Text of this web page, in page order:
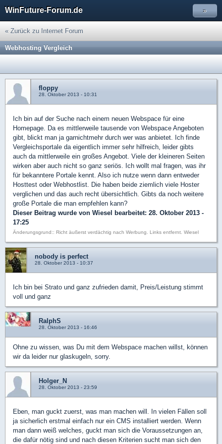
WinFuture-Forum.de »
« Zurück zu Internet Forum
Webhosting Vergleich
floppy
28. Oktober 2013 - 10:31
Ich bin auf der Suche nach einem neuen Webspace für eine
Homepage. Da es mittlerweile tausende von Webspace Angeboten
gibt, blickt man ja garnichtmehr durch wer was anbietet. Ich finde
Vergleichsportale da eigentlich immer sehr hilfreich, leider gibts
auch da mittlerweile ein großes Angebot. Viele der kleineren Seiten
wirken aber auch nicht so ganz seriös. Ich wollt mal fragen, was ihr
für bekanntere Portale kennt. Also ich nutze wenn dann entweder
Hosttest oder Webhostlist. Die haben beide ziemlich viele Hoster
verglichen und das auch recht übersichtlich. Gibts da noch weitere
große Portale die man empfehlen kann?
Dieser Beitrag wurde von Wiesel
bearbeitet: 28. Oktober 2013 -
17:25
Änderungsgrund:: Richt äußerst verdächtig nach Werbung. Links entfernt. Wiesel
nobody is perfect
28. Oktober 2013 - 10:37
Ich bin bei Strato und ganz zufrieden damit, Preis/Leistung stimmt
voll und ganz
RalphS
28. Oktober 2013 - 16:46
Ohne zu wissen, was Du mit dem Webspace machen willst, können
wir da leider nur glaskugeln, sorry.
Holger_N
28. Oktober 2013 - 23:59
Eben, man guckt zuerst, was man machen will. In vielen Fällen soll
ja sicherlich erstmal einfach nur ein CMS installiert werden. Wenn
man dann weiß welches, guckt man sich die Voraussetzungen an,
die dafür nötig sind und nach diesen Kriterien sucht man sich den